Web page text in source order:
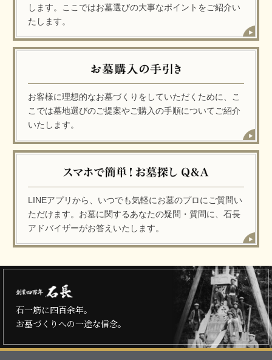
します。ここではお墓選びの大事なポイントをご紹介い
たします。
お客様に理想的なお墓づくりをしていただくために、こ
こでは墓地選びのご提案やご購入の手順についてご紹介
いたします。
LINEアプリから、いつでも気軽にお墓のプロにご質問い
ただけます。お墓に関するあなたの疑問・質問に、石長
アドバイザーがお答えいたします。
石一筋に四百余年。
お墓づくりへの一途な信念。